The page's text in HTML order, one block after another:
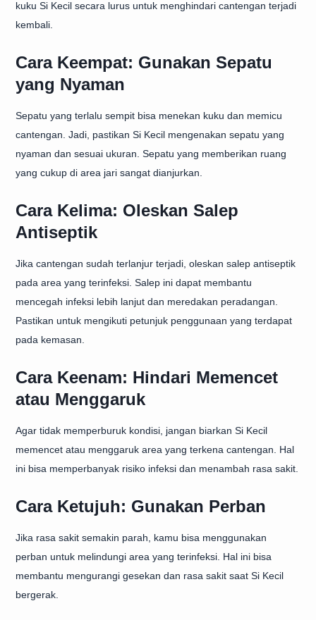
kuku Si Kecil secara lurus untuk menghindari cantengan terjadi
kembali.
Cara Keempat: Gunakan Sepatu
yang Nyaman
Sepatu yang terlalu sempit bisa menekan kuku dan memicu
cantengan. Jadi, pastikan Si Kecil mengenakan sepatu yang
nyaman dan sesuai ukuran. Sepatu yang memberikan ruang
yang cukup di area jari sangat dianjurkan.
Cara Kelima: Oleskan Salep
Antiseptik
Jika cantengan sudah terlanjur terjadi, oleskan salep antiseptik
pada area yang terinfeksi. Salep ini dapat membantu
mencegah infeksi lebih lanjut dan meredakan peradangan.
Pastikan untuk mengikuti petunjuk penggunaan yang terdapat
pada kemasan.
Cara Keenam: Hindari Memencet
atau Menggaruk
Agar tidak memperburuk kondisi, jangan biarkan Si Kecil
memencet atau menggaruk area yang terkena cantengan. Hal
ini bisa memperbanyak risiko infeksi dan menambah rasa sakit.
Cara Ketujuh: Gunakan Perban
Jika rasa sakit semakin parah, kamu bisa menggunakan
perban untuk melindungi area yang terinfeksi. Hal ini bisa
membantu mengurangi gesekan dan rasa sakit saat Si Kecil
bergerak.